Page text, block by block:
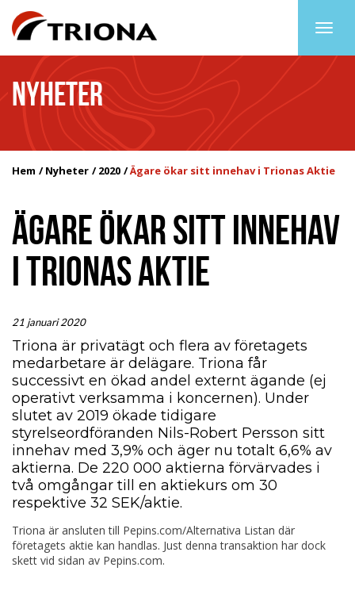
NYHETER
Hem Nyheter 2020 Ägare ökar sitt innehav i Trionas Aktie
ÄGARE ÖKAR SITT INNEHAV
I TRIONAS AKTIE
21 januari 2020
Triona är privatägt och flera av företagets
medarbetare är delägare. Triona får
successivt en ökad andel externt ägande (ej
operativt verksamma i koncernen). Under
slutet av 2019 ökade tidigare
styrelseordföranden Nils-Robert Persson sitt
innehav med 3,9% och äger nu totalt 6,6% av
aktierna. De 220 000 aktierna förvärvades i
två omgångar till en aktiekurs om 30
respektive 32 SEK/aktie.
Triona är ansluten till Pepins.com/Alternativa Listan där
företagets aktie kan handlas. Just denna transaktion har dock
skett vid sidan av Pepins.com.